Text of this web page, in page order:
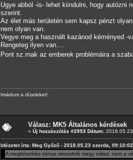
Ugye abból -is- lehet kiindulni, hogy autózni
szerint.
Az élet más területén sem kapsz pénzt
nem olyan van.
Vegye meg a használt kazánod kéményed -
Rengeteg ilyen van....
Pont sz.rnak az emberek problémáira a
Imádom a dízeleket!
Válasz: MK5 Általános kérdések
« Új hozzászólás #2953 Dátum:
Idézetet írta: Meg Győző - 2018.05.23 szerda, 09:10:02
A megközelítés iránya visszafelé megy nálad, nem a